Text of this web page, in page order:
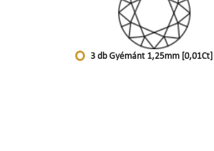
3 db Gyémánt 1,25mm [0,01Ct]